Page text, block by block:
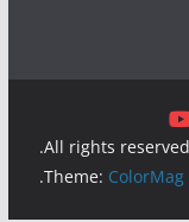
Theme: ColorMag
.